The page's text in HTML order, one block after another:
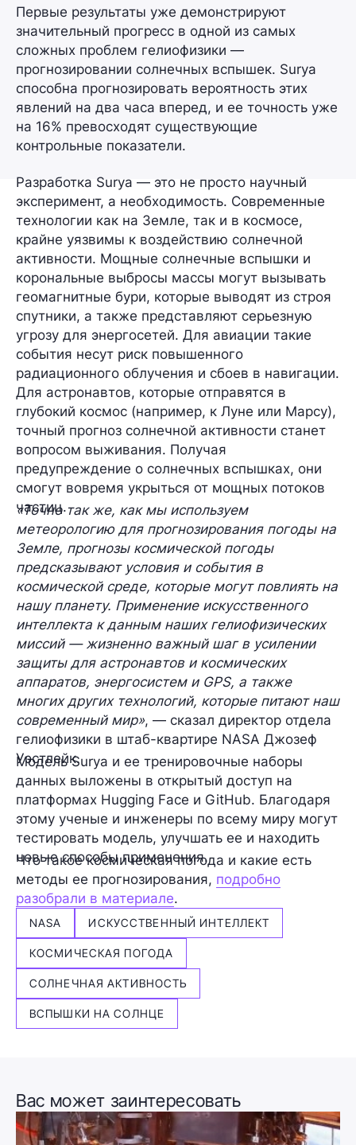
Первые результаты уже демонстрируют
значительный прогресс в одной из самых
сложных проблем гелиофизики —
прогнозировании солнечных вспышек. Surya
способна прогнозировать вероятность этих
явлений на два часа вперед, и ее точность уже
на 16% превосходят существующие
контрольные показатели.
Разработка Surya — это не просто научный
эксперимент, а необходимость. Современные
технологии как на Земле, так и в космосе,
крайне уязвимы к воздействию солнечной
активности. Мощные солнечные вспышки и
корональные выбросы массы могут вызывать
геомагнитные бури, которые выводят из строя
спутники, а также представляют серьезную
угрозу для энергосетей. Для авиации такие
события несут риск повышенного
радиационного облучения и сбоев в навигации.
Для астронавтов, которые отправятся в
глубокий космос (например, к Луне или Марсу),
точный прогноз солнечной активности станет
вопросом выживания. Получая
предупреждение о солнечных вспышках, они
смогут вовремя укрыться от мощных потоков
частиц.
«Точно так же, как мы используем
метеорологию для прогнозирования погоды на
Земле, прогнозы космической погоды
предсказывают условия и события в
космической среде, которые могут повлиять на
нашу планету. Применение искусственного
интеллекта к данным наших гелиофизических
миссий — жизненно важный шаг в усилении
защиты для астронавтов и космических
аппаратов, энергосистем и GPS, а также
многих других технологий, которые питают наш
современный мир», — сказал директор отдела
гелиофизики в штаб-квартире NASA Джозеф
Уэстлейк.
Модель Surya и ее тренировочные наборы
данных выложены в открытый доступ на
платформах Hugging Face и GitHub. Благодаря
этому ученые и инженеры по всему миру могут
тестировать модель, улучшать ее и находить
новые способы применения.
Что такое космическая погода и какие есть
методы ее прогнозирования, подробно
разобрали в материале.
NASA ИСКУССТВЕННЫЙ ИНТЕЛЛЕКТ
КОСМИЧЕСКАЯ ПОГОДА
СОЛНЕЧНАЯ АКТИВНОСТЬ
ВСПЫШКИ НА СОЛНЦЕ
Вас может заинтересовать